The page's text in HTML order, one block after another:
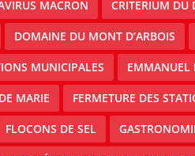
MACRON CRITERIUM DU
DOMAINE DU MONT D’ARBOIS
MUNICIPALES EMMANUEL
MARIE FERMETURE DES
FLOCONS DE SEL